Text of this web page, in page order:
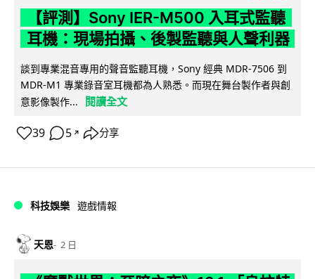
【評測】Sony IER-M500 入耳式監聽
耳機：現場拍攝、後製監聽與人聲利器
談到專業混音專用的聲音監聽耳機，Sony 經典 MDR-7506 到
MDR-M1 專業錄音室耳機都為人熟悉。而現在舞台製作者與創
意影像製作...
閱讀全文
39 5 ↗ 分享
科技娛樂 遊戲情報
天恩 2 日